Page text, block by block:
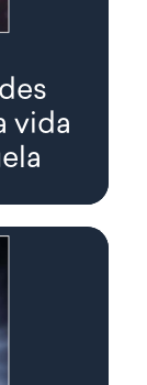
vida